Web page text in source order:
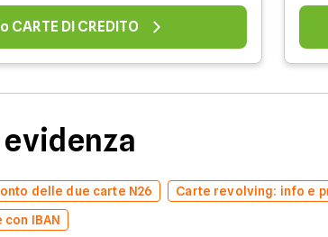
DI CREDITO
delle due carte N26
Carte revolving: info e
IBAN